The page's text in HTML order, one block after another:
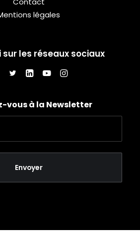
légales
sur les réseaux sociaux
vous à la Newsletter